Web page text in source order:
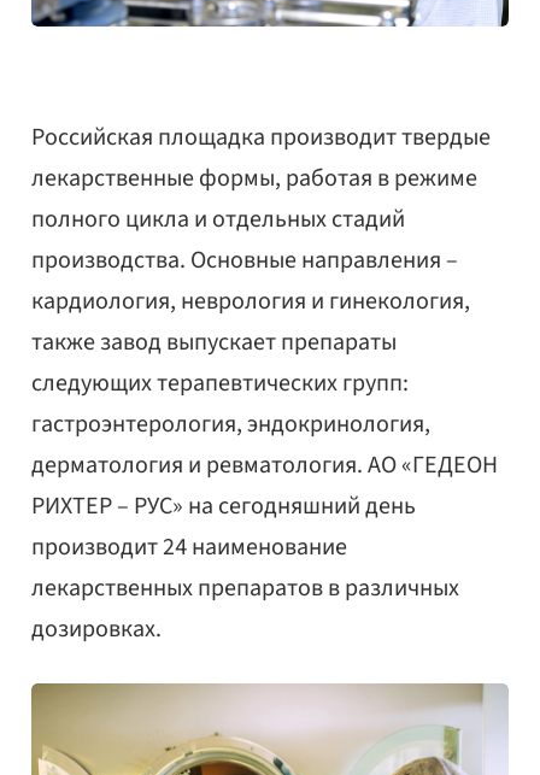
Российская площадка производит твердые
лекарственные формы, работая в режиме
полного цикла и отдельных стадий
производства. Основные направления –
кардиология, неврология и гинекология,
также завод выпускает препараты
следующих терапевтических групп:
гастроэнтерология, эндокринология,
дерматология и ревматология. АО «ГЕДЕОН
РИХТЕР – РУС» на сегодняшний день
производит 24 наименование
лекарственных препаратов в различных
дозировках.